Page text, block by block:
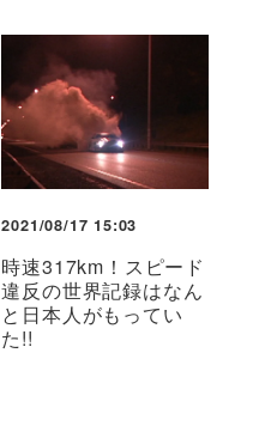
2021/08/17 15:03
時速317km！スピード
違反の世界記録はなん
と日本人がもってい
た!!